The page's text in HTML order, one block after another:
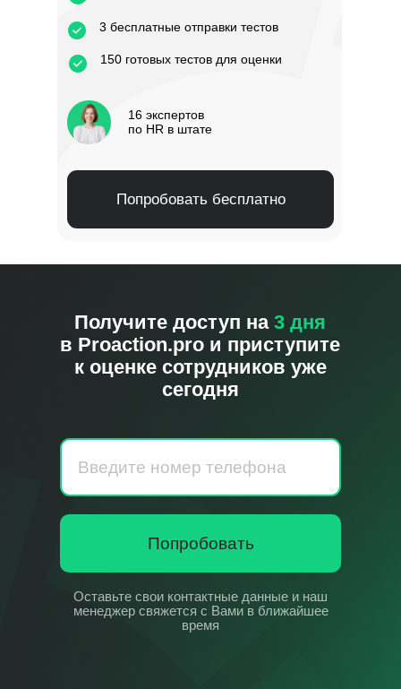
Попробовать бесплатно
16 экспертов
по HR в штате
150 готовых тестов для оценки
3 бесплатные отправки тестов
Получите доступ на 3 дня
в Proaction.pro и приступите
к оценке сотрудников уже
сегодня
Оставьте свои контактные данные и наш
менеджер свяжется с Вами в ближайшее
время
Попробовать